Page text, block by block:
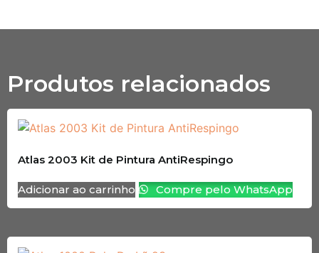
Produtos relacionados
Atlas 2003 Kit de Pintura AntiRespingo
Adicionar ao carrinho Compre pelo WhatsApp